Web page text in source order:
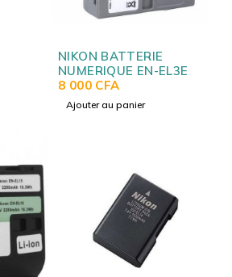
NIKON BATTERIE
NUMERIQUE EN-EL3E
8 000 CFA
Ajouter au panier